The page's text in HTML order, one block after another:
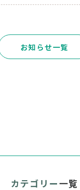
お知らせ一覧
カテゴリー一覧